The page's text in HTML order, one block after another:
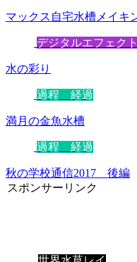
マックス自宅水槽メイキ
デジタルエフェクト
水の彩り
過程 経過
満月の金魚水槽
過程 経過
秋の学校通信2017 後編
スポンサーリンク